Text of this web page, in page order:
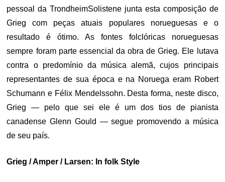
pessoal da TrondheimSolistene junta esta composição de
Grieg com peças atuais populares norueguesas e o
resultado é ótimo. As fontes folclóricas norueguesas
sempre foram parte essencial da obra de Grieg. Ele lutava
contra o predomínio da música alemã, cujos principais
representantes de sua época e na Noruega eram Robert
Schumann e Félix Mendelssohn. Desta forma, neste disco,
Grieg — pelo que sei ele é um dos tios de pianista
canadense Glenn Gould — segue promovendo a música
de seu país.
Grieg / Amper / Larsen: In folk Style